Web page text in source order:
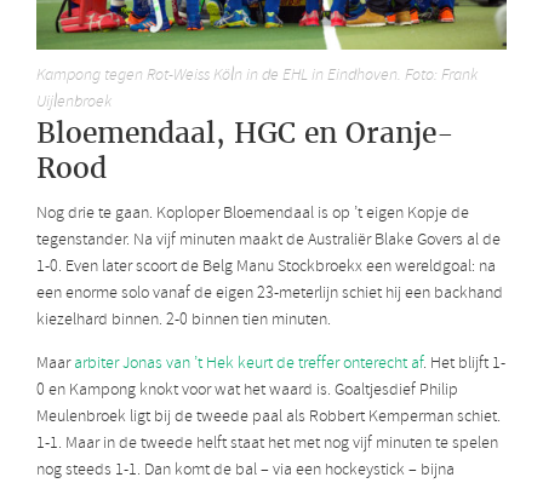
Kampong tegen Rot-Weiss Köln in de EHL in Eindhoven. Foto: Frank
Uijlenbroek
Bloemendaal, HGC en Oranje-
Rood
Nog drie te gaan. Koploper Bloemendaal is op ’t eigen Kopje de
tegenstander. Na vijf minuten maakt de Australiër Blake Govers al de
1-0. Even later scoort de Belg Manu Stockbroekx een wereldgoal: na
een enorme solo vanaf de eigen 23-meterlijn schiet hij een backhand
kiezelhard binnen. 2-0 binnen tien minuten.
Maararbiter Jonas van ’t Hek keurt de treffer onterecht af. Het blijft 1-
0 en Kampong knokt voor wat het waard is. Goaltjesdief Philip
Meulenbroek ligt bij de tweede paal als Robbert Kemperman schiet.
1-1. Maar in de tweede helft staat het met nog vijf minuten te spelen
nog steeds 1-1. Dan komt de bal – via een hockeystick – bijna